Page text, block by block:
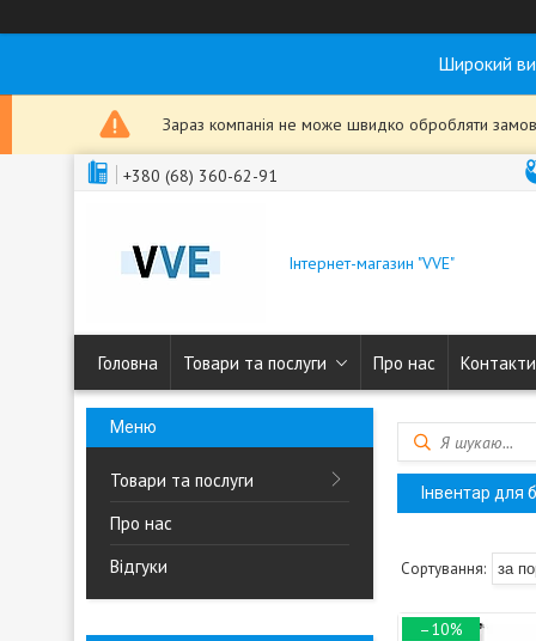
Широкий
Зараз компанія не може швидко обробляти
+380 (68) 360-62-91
Інтернет-магазин "VVE"
Головна Товари та послуги Про нас Контакти
Товари та послуги
Про нас
Відгуки
Інвентар для
–10%